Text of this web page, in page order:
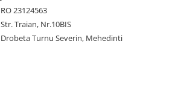
RO 23124563
Str. Traian, Nr.10BIS
Drobeta Turnu Severin, Mehedinti